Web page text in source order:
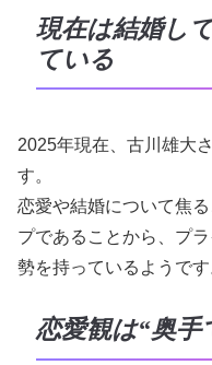
現在は結婚し
ている
2025年現在、古川雄大
す。
恋愛や結婚について焦
プであることから、プ
勢を持っているようです
恋愛観は“奥手